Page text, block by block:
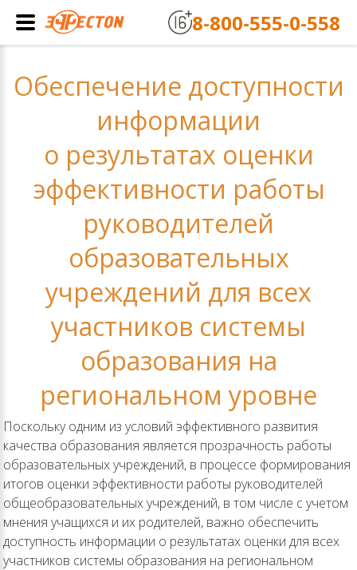
Обеспечение доступности
информации
о результатах оценки
эффективности работы
руководителей
образовательных
учреждений для всех
участников системы
образования на
региональном уровне
Поскольку одним из условий эффективного развития
качества образования является прозрачность работы
образовательных учреждений, в процессе формирования
итогов оценки эффективности работы руководителей
общеобразовательных учреждений, в том числе с учетом
мнения учащихся и их родителей, важно обеспечить
доступность информации о результатах оценки для всех
участников системы образования на региональном
8-800-555-0-558